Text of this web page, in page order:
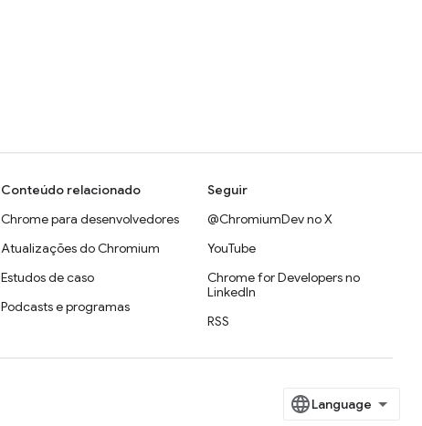
Conteúdo relacionado
Chrome para desenvolvedores
Atualizações do Chromium
Estudos de caso
Podcasts e programas
Seguir
@ChromiumDev no X
YouTube
Chrome for Developers no
LinkedIn
RSS